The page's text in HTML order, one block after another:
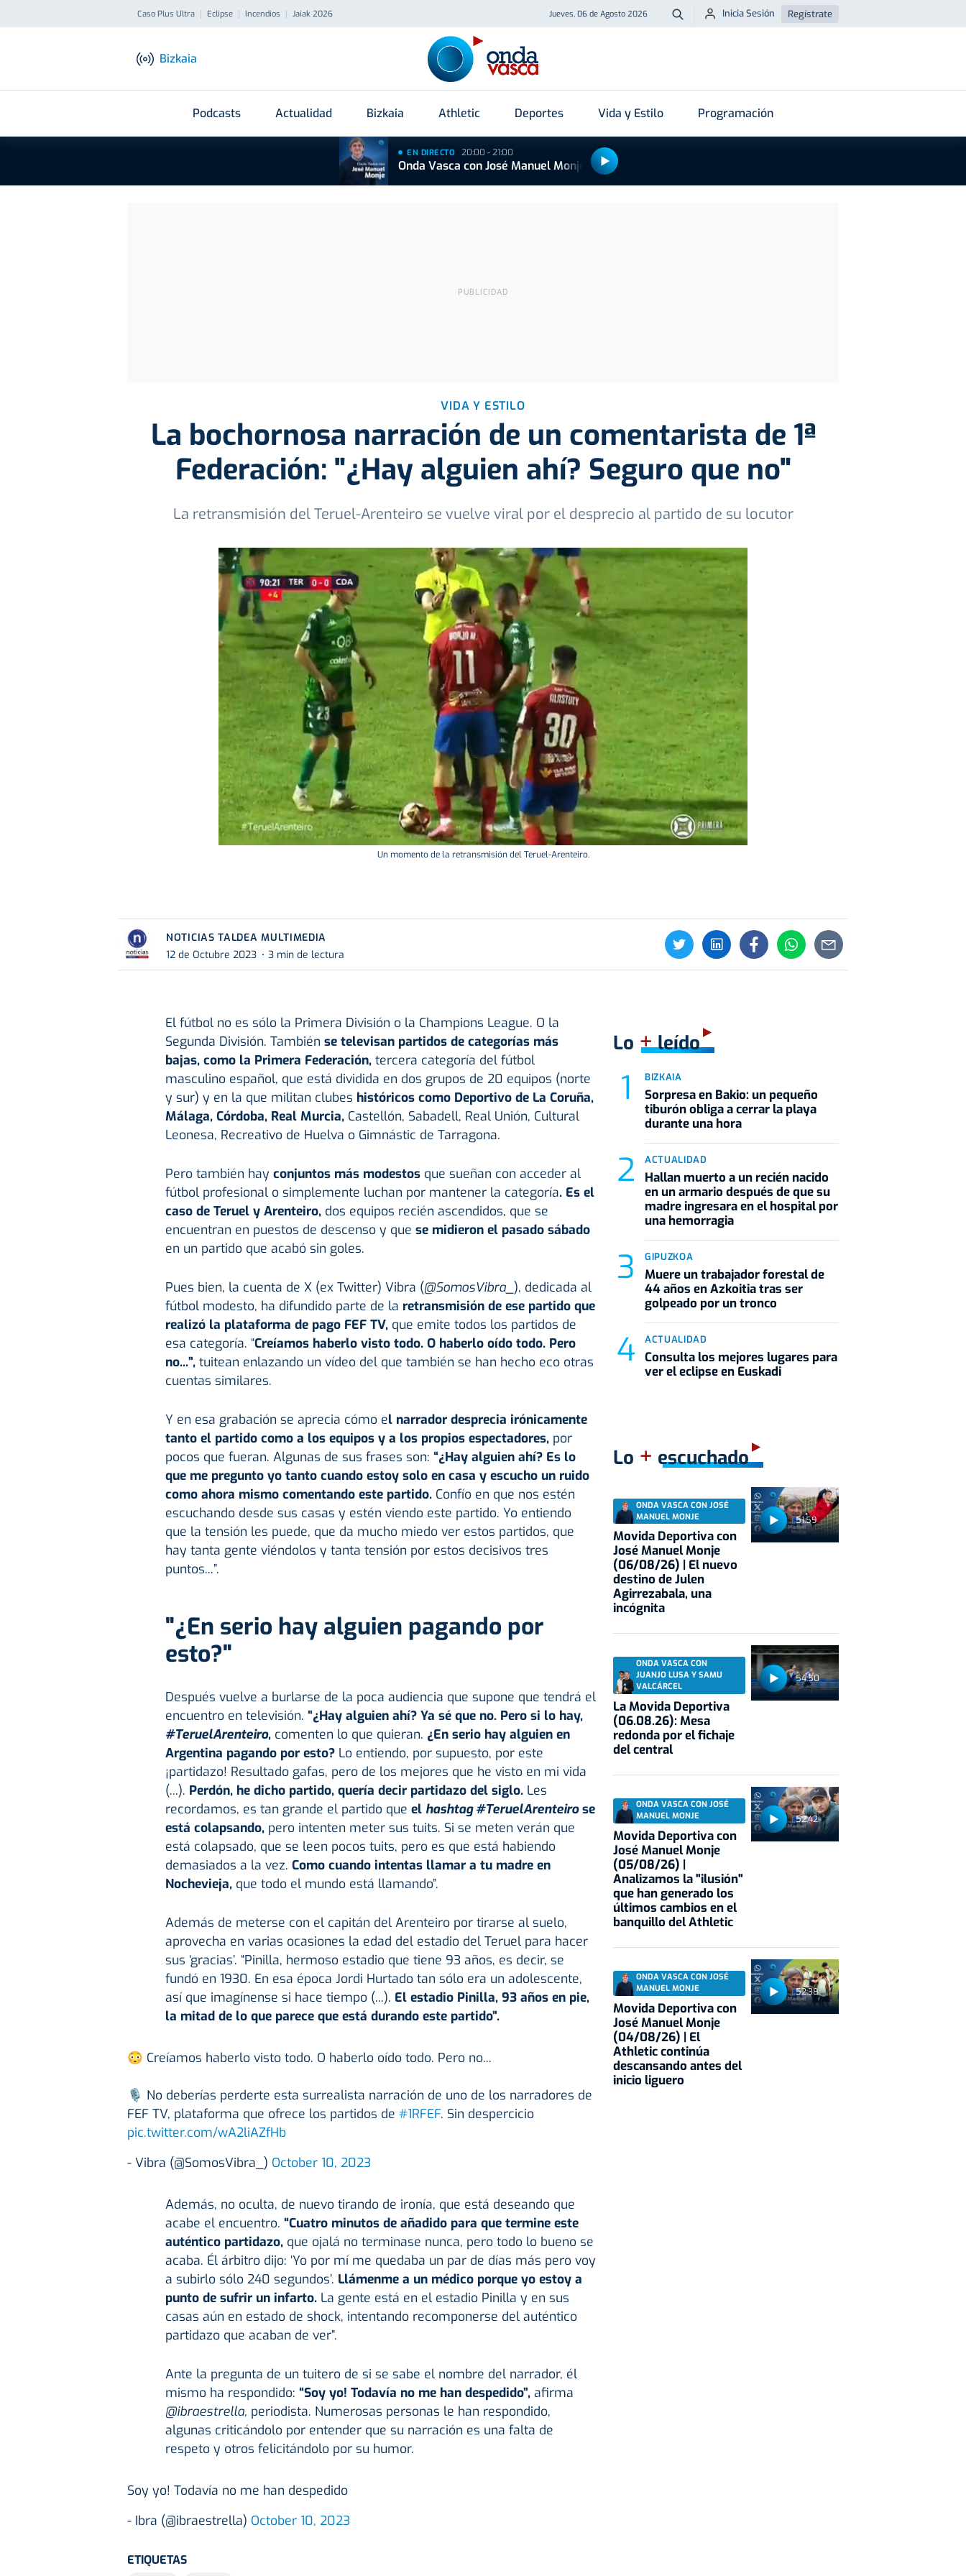
Caso Plus Ultra Eclipse Incendios Jaiak 2026 Jueves, 06 de Agosto 2026 Buscar
Inicia Sesión Regístrate
Bizkaia
Podcasts Actualidad Bizkaia Athletic Deportes Vida y Estilo Programación
EN DIRECTO 20:00 - 21:00
Onda Vasca con José Manuel Monje
VIDA Y ESTILO
La bochornosa narración de un comentarista de 1ª
Federación: "¿Hay alguien ahí? Seguro que no"
La retransmisión del Teruel-Arenteiro se vuelve viral por el desprecio al partido de su locutor
Un momento de la retransmisión del Teruel-Arenteiro.
NOTICIAS TALDEA MULTIMEDIA
12 de Octubre 2023
3 min de lectura
El fútbol no es sólo la Primera División o la Champions League. O la
Segunda División. También se televisan partidos de categorías más
bajas, como la Primera Federación,tercera categoría del fútbol
masculino español, que está dividida en dos grupos de 20 equipos (norte
y sur) y en la que militan clubes históricos como Deportivo de La Coruña,
Málaga, Córdoba, Real Murcia, Castellón, Sabadell, Real Unión, Cultural
Leonesa, Recreativo de Huelva o Gimnástic de Tarragona.
Pero también hay conjuntos más modestosque sueñan con acceder al
fútbol profesional o simplemente luchan por mantener la categoría. Es el
caso de Teruel y Arenteiro, dos equipos recién ascendidos, que se
encuentran en puestos de descenso y que se midieron el pasado sábado
en un partido que acabó sin goles.
Pues bien, la cuenta de X (ex Twitter) Vibra (@SomosVibra_ ), dedicada al
fútbol modesto, ha difundido parte de la retransmisión de ese partido que
realizó la plataforma de pago FEF TV, que emite todos los partidos de
esa categoría. “Creíamos haberlo visto todo. O haberlo oído todo. Pero
no...”,tuitean enlazando un vídeo del que también se han hecho eco otras
cuentas similares.
Y en esa grabación se aprecia cómo el narrador desprecia irónicamente
tanto el partido como a los equipos y a los propios espectadores, por
pocos que fueran. Algunas de sus frases son: “¿Hay alguien ahí? Es lo
que me pregunto yo tanto cuando estoy solo en casa y escucho un ruido
como ahora mismo comentando este partido. Confío en que nos estén
escuchando desde sus casas y estén viendo este partido. Yo entiendo
que la tensión les puede, que da mucho miedo ver estos partidos, que
hay tanta gente viéndolos y tanta tensión por estos decisivos tres
puntos...”.
"¿En serio hay alguien pagando por
esto?"
Después vuelve a burlarse de la poca audiencia que supone que tendrá el
encuentro en televisión. “¿Hay alguien ahí? Ya sé que no. Pero si lo hay,
#TeruelArenteiro, comenten lo que quieran. ¿En serio hay alguien en
Argentina pagando por esto? Lo entiendo, por supuesto, por este
¡partidazo! Resultado gafas, pero de los mejores que he visto en mi vida
(...). Perdón, he dicho partido, quería decir partidazo del siglo. Les
recordamos, es tan grande el partido que el hashtag #TeruelArenteirose
está colapsando, pero intenten meter sus tuits. Si se meten verán que
está colapsado, que se leen pocos tuits, pero es que está habiendo
demasiados a la vez. Como cuando intentas llamar a tu madre en
Nochevieja,que todo el mundo está llamando”.
Además de meterse con el capitán del Arenteiro por tirarse al suelo,
aprovecha en varias ocasiones la edad del estadio del Teruel para hacer
sus ‘gracias’. “Pinilla, hermoso estadio que tiene 93 años, es decir, se
fundó en 1930. En esa época Jordi Hurtado tan sólo era un adolescente,
así que imagínense si hace tiempo (...). El estadio Pinilla, 93 años en pie,
la mitad de lo que parece que está durando este partido”.
😳 Creíamos haberlo visto todo. O haberlo oído todo. Pero no...
🎙️ No deberías perderte esta surrealista narración de uno de los narradores de
FEF TV, plataforma que ofrece los partidos de #1RFEF. Sin despercicio
pic.twitter.com/wA2liAZfHb
- Vibra (@SomosVibra_) October 10, 2023
Además, no oculta, de nuevo tirando de ironía, que está deseando que
acabe el encuentro. “Cuatro minutos de añadido para que termine este
auténtico partidazo, que ojalá no terminase nunca, pero todo lo bueno se
acaba. Él árbitro dijo: ‘Yo por mí me quedaba un par de días más pero voy
a subirlo sólo 240 segundos’. Llámenme a un médico porque yo estoy a
punto de sufrir un infarto.La gente está en el estadio Pinilla y en sus
casas aún en estado de shock, intentando recomponerse del auténtico
partidazo que acaban de ver”.
Ante la pregunta de un tuitero de si se sabe el nombre del narrador, él
mismo ha respondido: “Soy yo! Todavía no me han despedido”,afirma
@ibraestrella, periodista. Numerosas personas le han respondido,
algunas criticándolo por entender que su narración es una falta de
respeto y otros felicitándolo por su humor.
Soy yo! Todavía no me han despedido
- Ibra (@ibraestrella) October 10, 2023
ETIQUETAS
Lo +leído
BIZKAIA
Sorpresa en Bakio: un pequeño
tiburón obliga a cerrar la playa
durante una hora
ACTUALIDAD
Hallan muerto a un recién nacido
en un armario después de que su
madre ingresara en el hospital por
una hemorragia
GIPUZKOA
Muere un trabajador forestal de
44 años en Azkoitia tras ser
golpeado por un tronco
ACTUALIDAD
Consulta los mejores lugares para
ver el eclipse en Euskadi
Lo + escuchado
51:59
ONDA VASCA CON JOSÉ
MANUEL MONJE
Movida Deportiva con
José Manuel Monje
(06/08/26) | El nuevo
destino de Julen
Agirrezabala, una
incógnita
54:50
ONDA VASCA CON
JUANJO LUSA Y SAMU
VALCÁRCEL
La Movida Deportiva
(06.08.26): Mesa
redonda por el fichaje
del central
52:42
ONDA VASCA CON JOSÉ
MANUEL MONJE
Movida Deportiva con
José Manuel Monje
(05/08/26) |
Analizamos la "ilusión"
que han generado los
últimos cambios en el
banquillo del Athletic
52:38
ONDA VASCA CON JOSÉ
MANUEL MONJE
Movida Deportiva con
José Manuel Monje
(04/08/26) | El
Athletic continúa
descansando antes del
inicio liguero